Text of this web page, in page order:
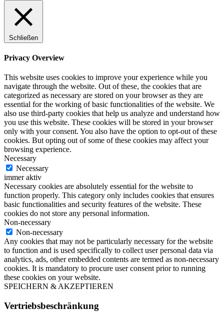
Schließen
Privacy Overview
This website uses cookies to improve your experience while you
navigate through the website. Out of these, the cookies that are
categorized as necessary are stored on your browser as they are
essential for the working of basic functionalities of the website. We
also use third-party cookies that help us analyze and understand how
you use this website. These cookies will be stored in your browser
only with your consent. You also have the option to opt-out of these
cookies. But opting out of some of these cookies may affect your
browsing experience.
Necessary
Necessary
immer aktiv
Necessary cookies are absolutely essential for the website to
function properly. This category only includes cookies that ensures
basic functionalities and security features of the website. These
cookies do not store any personal information.
Non-necessary
Non-necessary
Any cookies that may not be particularly necessary for the website
to function and is used specifically to collect user personal data via
analytics, ads, other embedded contents are termed as non-necessary
cookies. It is mandatory to procure user consent prior to running
these cookies on your website.
SPEICHERN & AKZEPTIEREN
Vertriebsbeschränkung